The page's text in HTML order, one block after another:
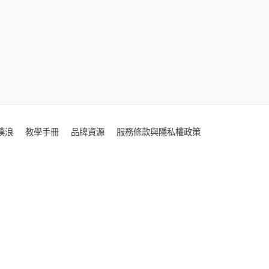
浪 教學手冊 品牌資源 服務條款與隱私權政策